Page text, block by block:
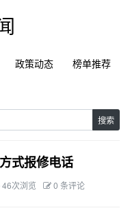
政策动态
榜单推荐
搜索
式报修电话
46次浏览 0 条评论